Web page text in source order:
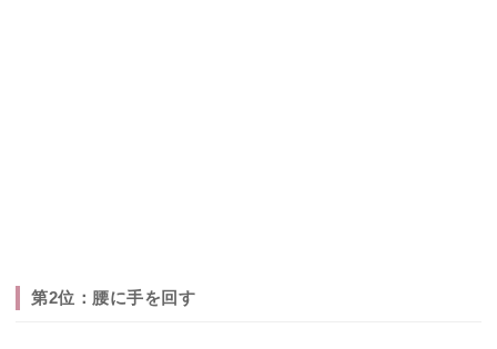
第2位：腰に手を回す